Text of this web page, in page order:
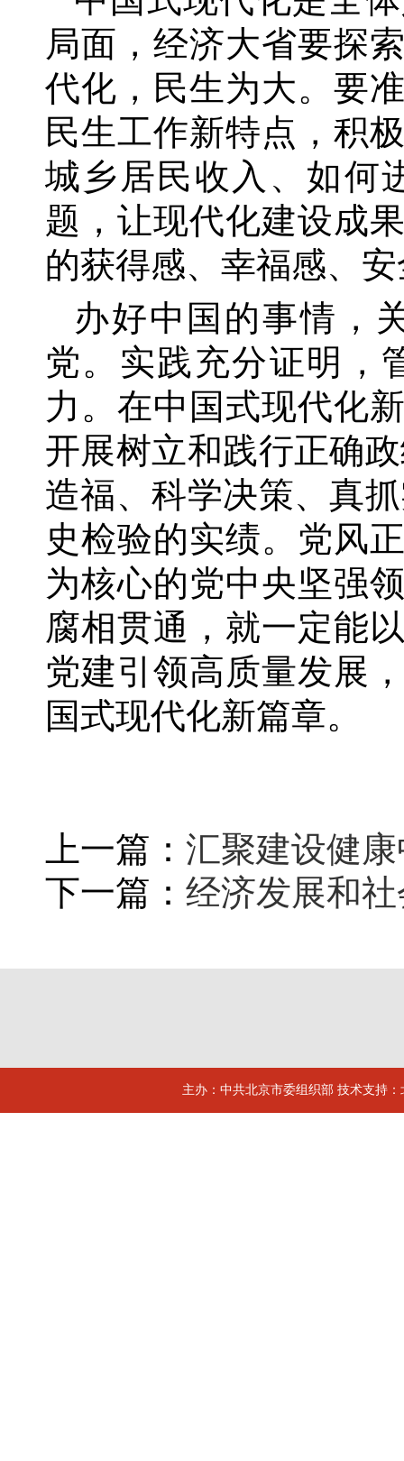
局面，经济大省要探
代化，民生为大。要
民生工作新特点，积
城乡居民收入、如何
题，让现代化建设成
的获得感、幸福感、
办好中国的事情，
党。实践充分证明，
力。在中国式现代化
开展树立和践行正确
造福、科学决策、真
史检验的实绩。党风
为核心的党中央坚强
腐相贯通，就一定能
党建引领高质量发展
国式现代化新篇章。
上一篇： 汇聚建设健
下一篇： 经济发展和
主办：中共北京市委组织部 技术支持